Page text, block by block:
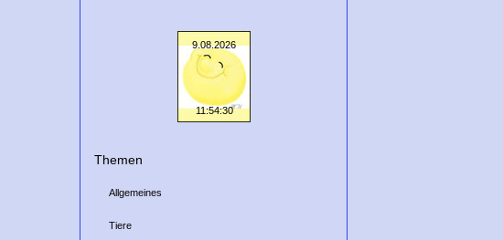
Themen
Allgemeines
Tiere